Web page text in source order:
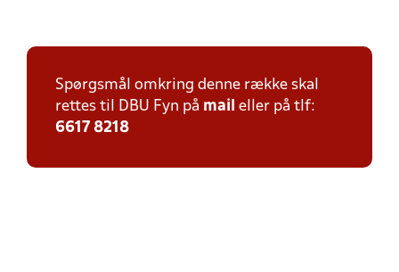
Spørgsmål omkring denne række skal
rettes til DBU Fyn på mail eller på tlf:
6617 8218